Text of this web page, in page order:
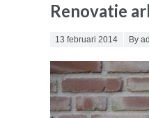
Renovatie
Posted on
13 februari 2014 By